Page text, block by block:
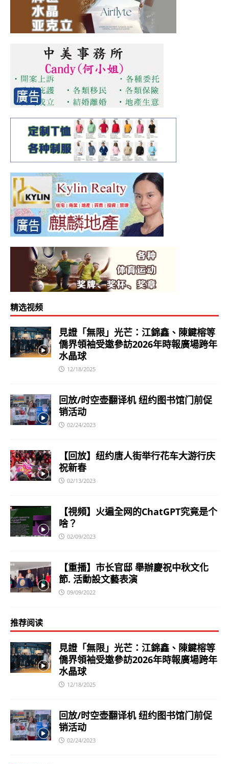
精选视频
見證「無限」光芒：江錦鑫、陳鍵榕等
僑界領袖受邀參訪2026年時報廣場跨年
水晶球
12/18/2025
回放/时空壶翻译机 纽约图书馆门前促
销活动
02/24/2023
【回放】纽约唐人街举行花车大游行庆
祝新春
02/13/2023
【視頻】火遍全网的ChatGPT究竟是个
啥？
02/09/2023
【重播】市长官邸 舉辦慶祝中秋文化
節. 活動設文藝表演
09/09/2022
推荐阅读
見證「無限」光芒：江錦鑫、陳鍵榕等
僑界領袖受邀參訪2026年時報廣場跨年
水晶球
12/18/2025
回放/时空壶翻译机 纽约图书馆门前促
销活动
02/24/2023